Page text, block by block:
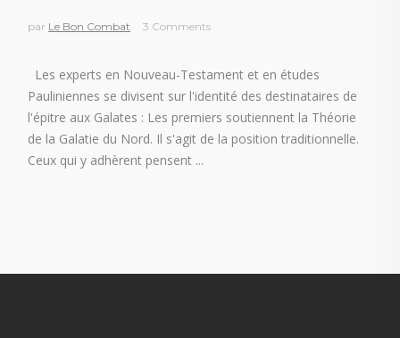
par Le Bon Combat 3 Comments
Les experts en Nouveau-Testament et en études
Pauliniennes se divisent sur l'identité des destinataires de
l'épitre aux Galates : Les premiers soutiennent la Théorie
de la Galatie du Nord. Il s'agit de la position traditionnelle.
Ceux qui y adhèrent pensent